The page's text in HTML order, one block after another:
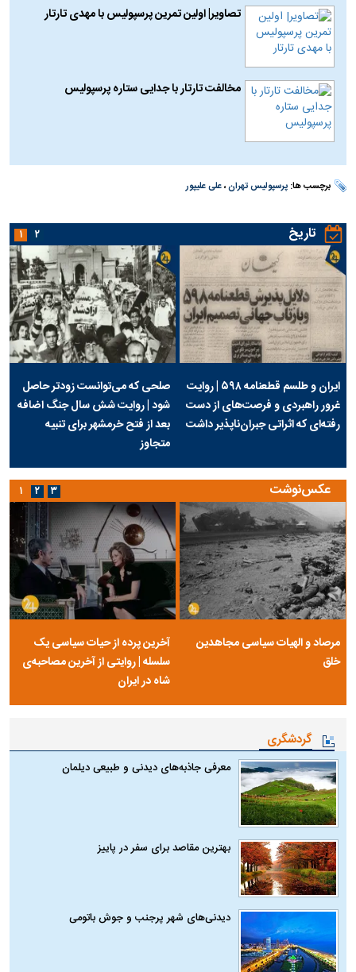
تصاویر| اولین تمرین پرسپولیس با مهدی تارتار
مخالفت تارتار با جدایی ستاره پرسپولیس
برچسب ها:پرسپولیس تهران،علی علیپور
تاریخ
ایران و طلسم قطعنامه ۵۹۸ | روایت
غرور راهبردی و فرصت‌های از دست
رفته‌ای که اثراتی جبران‌ناپذیر داشت
صلحی که می‌توانست زودتر حاصل
شود | روایت شش سال جنگ اضافه
بعد از فتح خرمشهر برای تنبیه
متجاوز
۱ ۲
عکس‌نوشت
مرصاد و الهیات سیاسی مجاهدین
خلق
آخرین پرده از حیات سیاسی یک
سلسله | روایتی از آخرین مصاحبه‌ی
شاه در ایران
۱ ۲ ۳
گردشگری
معرفی جاذبه‌های دیدنی و طبیعی دیلمان
بهترین مقاصد برای سفر در پاییز
دیدنی‌های شهر پرجنب و جوش باتومی